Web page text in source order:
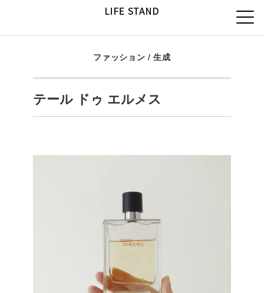
ファッション /生成
テール ドゥ エルメス